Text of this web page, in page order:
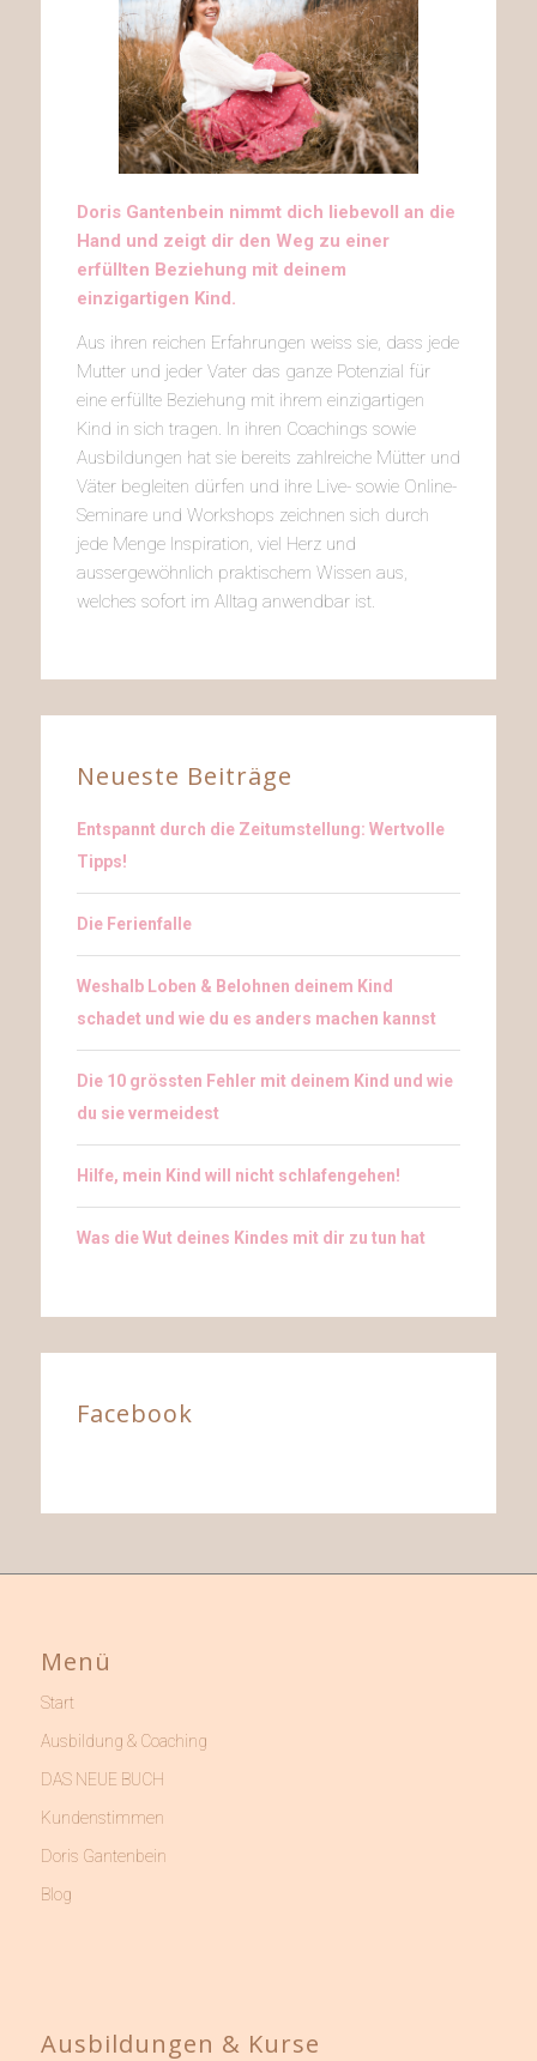
Doris Gantenbein nimmt dich liebevoll an die
Hand und zeigt dir den Weg zu einer
erfüllten Beziehung mit deinem
einzigartigen Kind.
Aus ihren reichen Erfahrungen weiss sie, dass jede
Mutter und jeder Vater das ganze Potenzial für
eine erfüllte Beziehung mit ihrem einzigartigen
Kind in sich tragen. In ihren Coachings sowie
Ausbildungen hat sie bereits zahlreiche Mütter und
Väter begleiten dürfen und ihre Live- sowie Online-
Seminare und Workshops zeichnen sich durch
jede Menge Inspiration, viel Herz und
aussergewöhnlich praktischem Wissen aus,
welches sofort im Alltag anwendbar ist.
Neueste Beiträge
Entspannt durch die Zeitumstellung: Wertvolle
Tipps!
Die Ferienfalle
Weshalb Loben & Belohnen deinem Kind
schadet und wie du es anders machen kannst
Die 10 grössten Fehler mit deinem Kind und wie
du sie vermeidest
Hilfe, mein Kind will nicht schlafengehen!
Was die Wut deines Kindes mit dir zu tun hat
Facebook
Menü
Start
Ausbildung & Coaching
DAS NEUE BUCH
Kundenstimmen
Doris Gantenbein
Blog
Ausbildungen & Kurse